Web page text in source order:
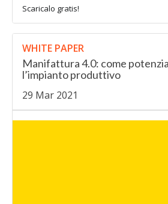
Scaricalo gratis!
WHITE PAPER
Manifattura 4.0: come
l’impianto produttivo
29 Mar 2021